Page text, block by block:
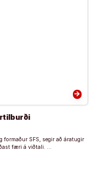
arrow_forward
SFS, segir að áratugir
færi á viðtali. …